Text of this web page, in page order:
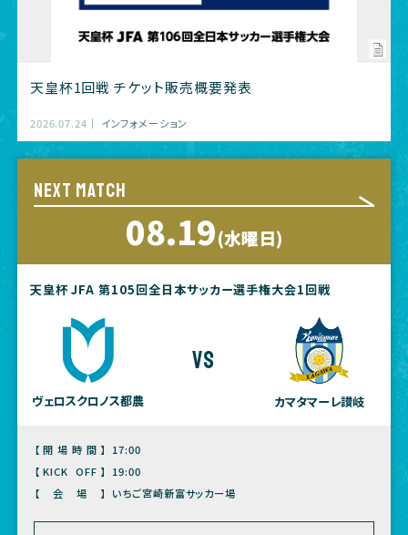
天皇杯1回戦 チケット販売概要発表
2026.07.24 インフォメーション
NEXT MATCH
08.19(水曜日)
天皇杯 JFA 第105回全日本サッカー選手権大会1回戦
ヴェロスクロノス都農
vs
カマタマーレ讃岐
【開場時間】
17:00
【KICK OFF】
19:00
【会場】
いちご宮崎新富サッカー場